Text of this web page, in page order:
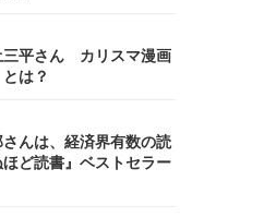
三平さん カリスマ漫画
は？
んは、経済界有数の読
ど読書』ベストセラー